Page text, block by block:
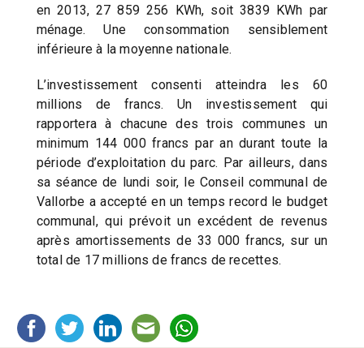
en 2013, 27 859 256 KWh, soit 3839 KWh par
ménage. Une consommation sensiblement
inférieure à la moyenne nationale.
L’investissement consenti atteindra les 60
millions de francs. Un investissement qui
rapportera à chacune des trois communes un
minimum 144 000 francs par an durant toute la
période d’exploitation du parc. Par ailleurs, dans
sa séance de lundi soir, le Conseil communal de
Vallorbe a accepté en un temps record le budget
communal, qui prévoit un excédent de revenus
après amortissements de 33 000 francs, sur un
total de 17 millions de francs de recettes.